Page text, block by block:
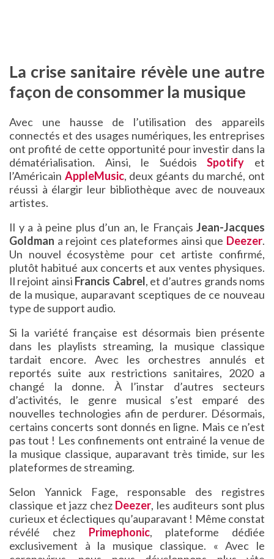
La crise sanitaire révèle une autre
façon de consommer la musique
Avec une hausse de l’utilisation des appareils
connectés et des usages numériques, les entreprises
ont profité de cette opportunité pour investir dans la
dématérialisation. Ainsi, le Suédois Spotify et
l’Américain AppleMusic, deux géants du marché, ont
réussi à élargir leur bibliothèque avec de nouveaux
artistes.
Il y a à peine plus d’un an, le Français Jean-Jacques
Goldman a rejoint ces plateformes ainsi que Deezer.
Un nouvel écosystème pour cet artiste confirmé,
plutôt habitué aux concerts et aux ventes physiques.
Il rejoint ainsi Francis Cabrel, et d’autres grands noms
de la musique, auparavant sceptiques de ce nouveau
type de support audio.
Si la variété française est désormais bien présente
dans les playlists streaming, la musique classique
tardait encore. Avec les orchestres annulés et
reportés suite aux restrictions sanitaires, 2020 a
changé la donne. À l’instar d’autres secteurs
d’activités, le genre musical s’est emparé des
nouvelles technologies afin de perdurer. Désormais,
certains concerts sont donnés en ligne. Mais ce n’est
pas tout ! Les confinements ont entrainé la venue de
la musique classique, auparavant très timide, sur les
plateformes de streaming.
Selon Yannick Fage, responsable des registres
classique et jazz chez Deezer, les auditeurs sont plus
curieux et éclectiques qu’auparavant ! Même constat
révélé chez Primephonic, plateforme dédiée
exclusivement à la musique classique. « Avec le